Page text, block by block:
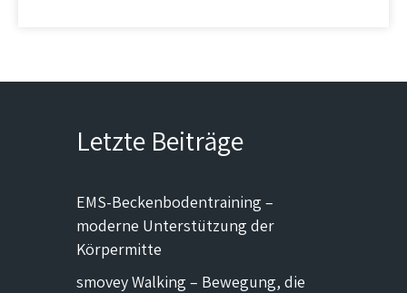
Letzte Beiträge
EMS-Beckenbodentraining –
moderne Unterstützung der
Körpermitte
smovey Walking – Bewegung, die